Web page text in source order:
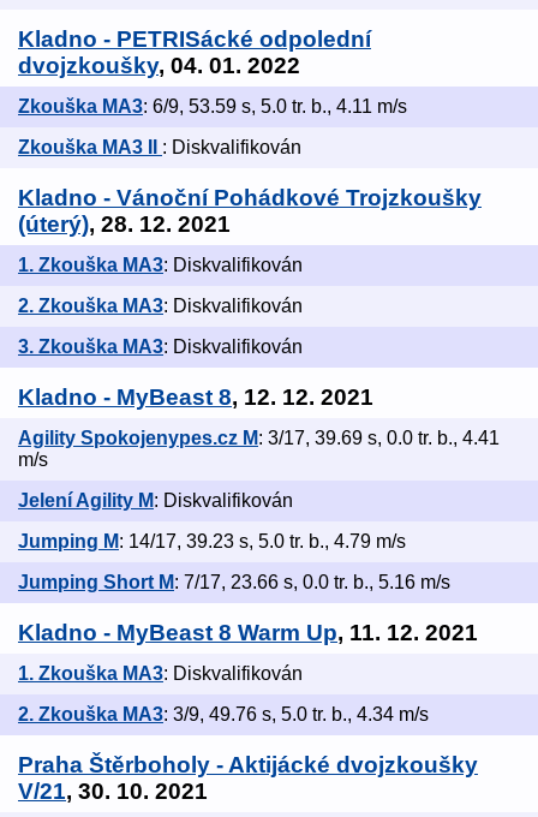
Kladno - PETRISácké odpolední
dvojzkoušky, 04. 01. 2022
Zkouška MA3: 6/9, 53.59 s, 5.0 tr. b., 4.11 m/s
Zkouška MA3 II : Diskvalifikován
Kladno - Vánoční Pohádkové Trojzkoušky
(úterý), 28. 12. 2021
1. Zkouška MA3: Diskvalifikován
2. Zkouška MA3: Diskvalifikován
3. Zkouška MA3: Diskvalifikován
Kladno - MyBeast 8, 12. 12. 2021
Agility Spokojenypes.cz M: 3/17, 39.69 s, 0.0 tr. b., 4.41
m/s
Jelení Agility M: Diskvalifikován
Jumping M: 14/17, 39.23 s, 5.0 tr. b., 4.79 m/s
Jumping Short M: 7/17, 23.66 s, 0.0 tr. b., 5.16 m/s
Kladno - MyBeast 8 Warm Up, 11. 12. 2021
1. Zkouška MA3: Diskvalifikován
2. Zkouška MA3: 3/9, 49.76 s, 5.0 tr. b., 4.34 m/s
Praha Štěrboholy - Aktijácké dvojzkoušky
V/21, 30. 10. 2021